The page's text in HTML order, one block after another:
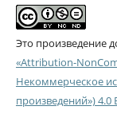
Это произведение
«Attribution-
Некоммерческое
произведений») 4.0